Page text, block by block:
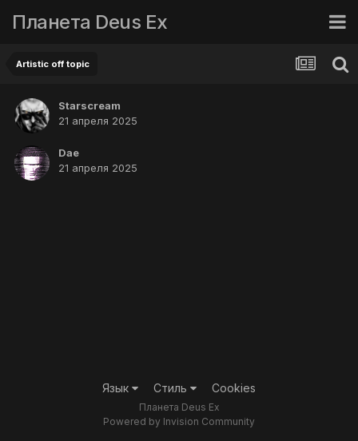
Планета Deus Ex
Artistic off topic
Starscream
21 апреля 2025
Dae
21 апреля 2025
Язык Стиль Cookies
Планета Deus Ex
Powered by Invision Community